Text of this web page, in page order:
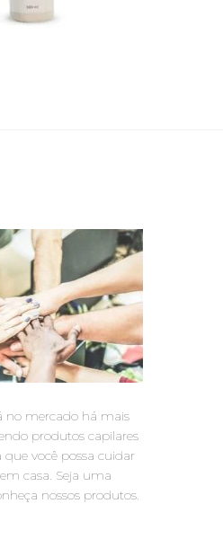
no mercado há mais
produtos capilares
que você possa cuidar
casa. Seja uma
nossos produtos.